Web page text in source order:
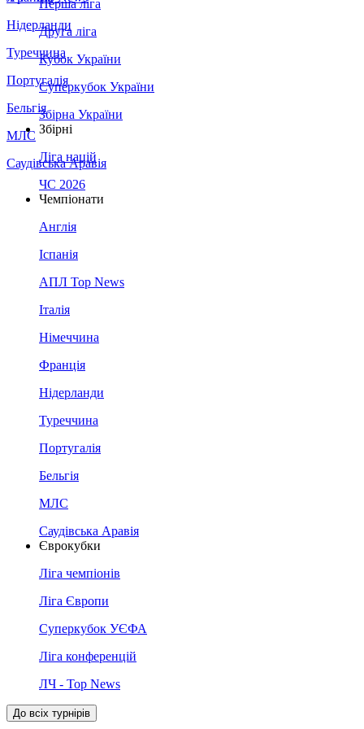
Нідерланди
Туреччина
Португалія
Бельгія
МЛС
Саудівська Аравія
Перша ліга
Друга ліга
Кубок України
Суперкубок України
Збірна України
Збірні
Ліга націй
ЧС 2026
Чемпіонати
Англія
Іспанія
АПЛ Top News
Італія
Німеччина
Франція
Нідерланди
Туреччина
Португалія
Бельгія
МЛС
Саудівська Аравія
Єврокубки
Ліга чемпіонів
Ліга Європи
Суперкубок УЄФА
Ліга конференцій
ЛЧ - Top News
До всіх турнірів